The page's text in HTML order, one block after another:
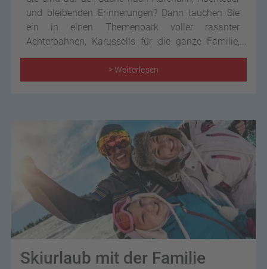
und bleibenden Erinnerungen? Dann tauchen Sie
ein in einen Themenpark voller rasanter
Achterbahnen, Karussells für die ganze Familie,
farbenfrohen Attraktionen und vielseitigen Shows.
Als Ihre Reiseexperten kennen wie die Top 9
Freizeitparks in Deutschland, die jedem
> Weiterlesen
Skiurlaub mit der Familie